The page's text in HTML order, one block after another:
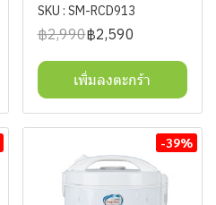
SKU : SM-RCD913
฿2,990฿2,590
เพิ่มลงตะกร้า
-39%